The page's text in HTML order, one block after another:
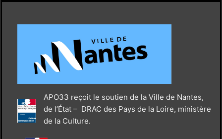
APO33 reçoit le soutien de la Ville de Nantes,
de l’État – DRAC des Pays de la Loire, ministère
de la Culture.